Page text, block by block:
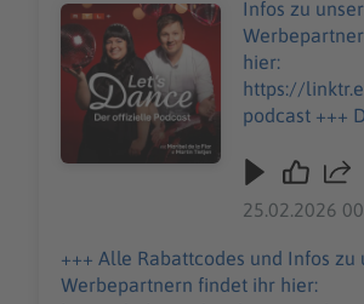
Audiotitel - Sonya KrausInfos zu
hier:
https://
podcast +++ Der offizielle
auch als
s-dance-vodcast
Vodcast gibt
https://
25.02.2026
+++ Alle Rabattcodes und Infos zu
Werbepartnern findet ihr hier: